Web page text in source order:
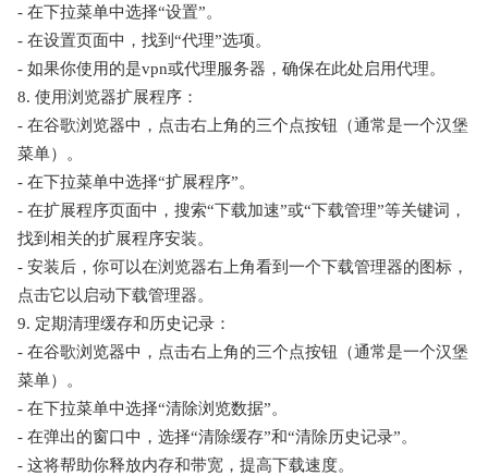
- 在下拉菜单中选择“设置”。
- 在设置页面中，找到“代理”选项。
- 如果你使用的是vpn或代理服务器，确保在此处启用代理。
8. 使用浏览器扩展程序：
- 在谷歌浏览器中，点击右上角的三个点按钮（通常是一个汉堡
菜单）。
- 在下拉菜单中选择“扩展程序”。
- 在扩展程序页面中，搜索“下载加速”或“下载管理”等关键词，
找到相关的扩展程序安装。
- 安装后，你可以在浏览器右上角看到一个下载管理器的图标，
点击它以启动下载管理器。
9. 定期清理缓存和历史记录：
- 在谷歌浏览器中，点击右上角的三个点按钮（通常是一个汉堡
菜单）。
- 在下拉菜单中选择“清除浏览数据”。
- 在弹出的窗口中，选择“清除缓存”和“清除历史记录”。
- 这将帮助你释放内存和带宽，提高下载速度。